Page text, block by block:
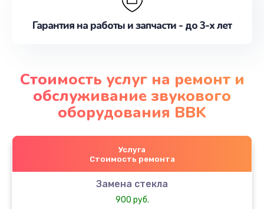
Гарантия на работы и запчасти - до 3-х лет
Стоимость услуг на ремонт и
обслуживание звукового
оборудования BBK
Услуга
Стоимость ремонта
Замена стекла
900 руб.